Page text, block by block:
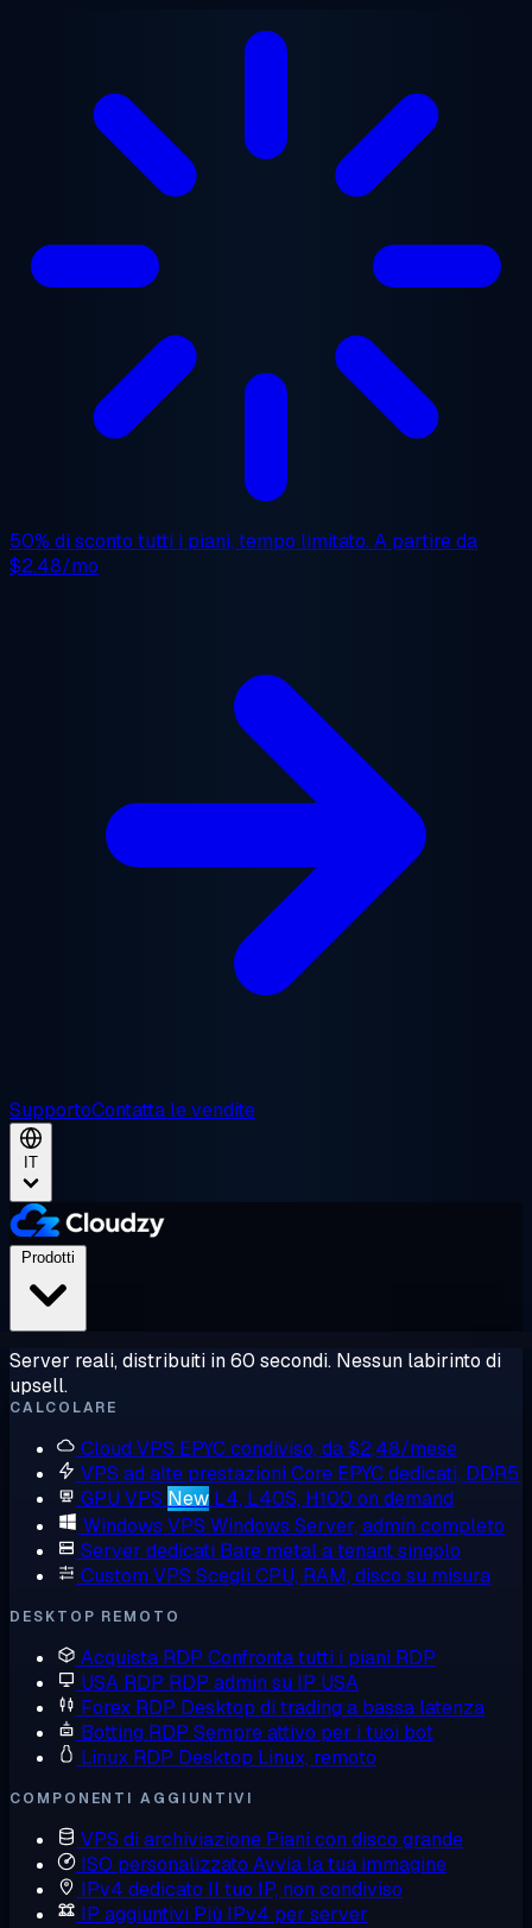
50% di sconto tutti i piani, tempo limitato. A partire da
$2.48/mo
SupportoContatta le vendite
IT
Server reali, distribuiti in 60 secondi. Nessun labirinto di
upsell.
CALCOLARE
Cloud VPS EPYC condiviso, da $2,48/mese
VPS ad alte prestazioni Core EPYC dedicati, DDR5
GPU VPS New L4, L40S, H100 on demand
Windows VPS Windows Server, admin completo
Server dedicati Bare metal a tenant singolo
Custom VPS Scegli CPU, RAM, disco su misura
DESKTOP REMOTO
Acquista RDP Confronta tutti i piani RDP
USA RDP RDP admin su IP USA
Forex RDP Desktop di trading a bassa latenza
Botting RDP Sempre attivo per i tuoi bot
Linux RDP Desktop Linux, remoto
COMPONENTI AGGIUNTIVI
VPS di archiviazione Piani con disco grande
ISO personalizzato Avvia la tua immagine
IPv4 dedicato Il tuo IP, non condiviso
IP aggiuntivi Più IPv4 per server